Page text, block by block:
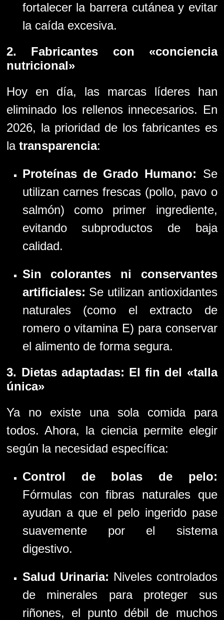
fortalecer la barrera cutánea y evitar
la caída excesiva.
2. Fabricantes con «conciencia
nutricional»
Hoy en día, las marcas líderes han
eliminado los rellenos innecesarios. En
2026, la prioridad de los fabricantes es
latransparencia:
Proteínas de Grado Humano: Se
utilizan carnes frescas (pollo, pavo o
salmón) como primer ingrediente,
evitando subproductos de baja
calidad.
Sin colorantes ni conservantes
artificiales: Se utilizan antioxidantes
naturales (como el extracto de
romero o vitamina E) para conservar
el alimento de forma segura.
3. Dietas adaptadas: El fin del «talla
única»
Ya no existe una sola comida para
todos. Ahora, la ciencia permite elegir
según la necesidad específica:
Control de bolas de pelo:
Fórmulas con fibras naturales que
ayudan a que el pelo ingerido pase
suavemente por el sistema
digestivo.
Salud Urinaria: Niveles controlados
de minerales para proteger sus
riñones, el punto débil de muchos